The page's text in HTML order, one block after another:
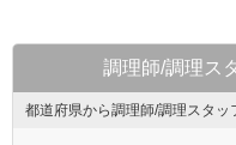
調理師/調理ス
都道府県から調理師/調理スタッ